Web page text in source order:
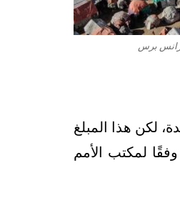
برس
لكن هذا المبلغ
وفقًا لمكتب الأمم